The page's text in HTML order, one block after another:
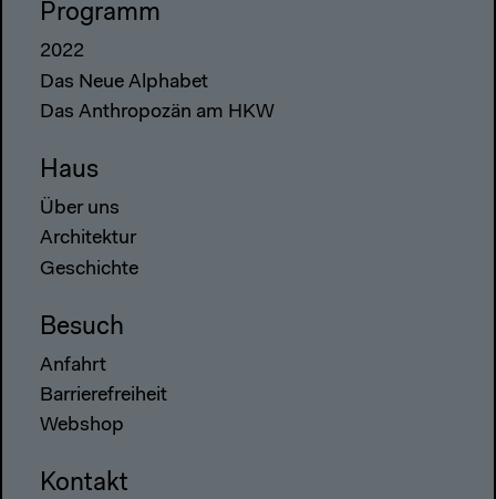
Programm
2022
Das Neue Alphabet
Das Anthropozän am HKW
Haus
Über uns
Architektur
Geschichte
Besuch
Anfahrt
Barrierefreiheit
Webshop
Kontakt